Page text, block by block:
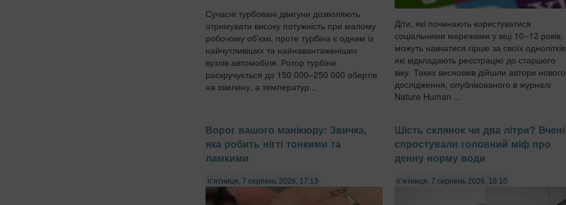
Сучасні турбовані двигуни дозволяють
отримувати високу потужність при малому
робочому об'ємі, проте турбіна є одним із
найчутливіших та найнавантаженіших
вузлів автомобіля. Ротор турбіни
раскручується до 150 000–250 000 обертів
на хвилину, а температур...
Діти, які починають користуватися
соціальними мережами у віці 10–12 років,
можуть навчатися гірше за своїх однолітків,
які відкладають реєстрацію до старшого
віку. Таких висновків дійшли автори нового
дослідження, опублікованого в журналі
Nature Human ...
Ворог вашого манікюру: Звичка,
яка робить нігті тонкими та
ламкими
п’ятниця, 7 серпень 2026, 17:13
Шість склянок чи два літри? Вчені
спростували головний міф про
денну норму води
п’ятниця, 7 серпень 2026, 16:10